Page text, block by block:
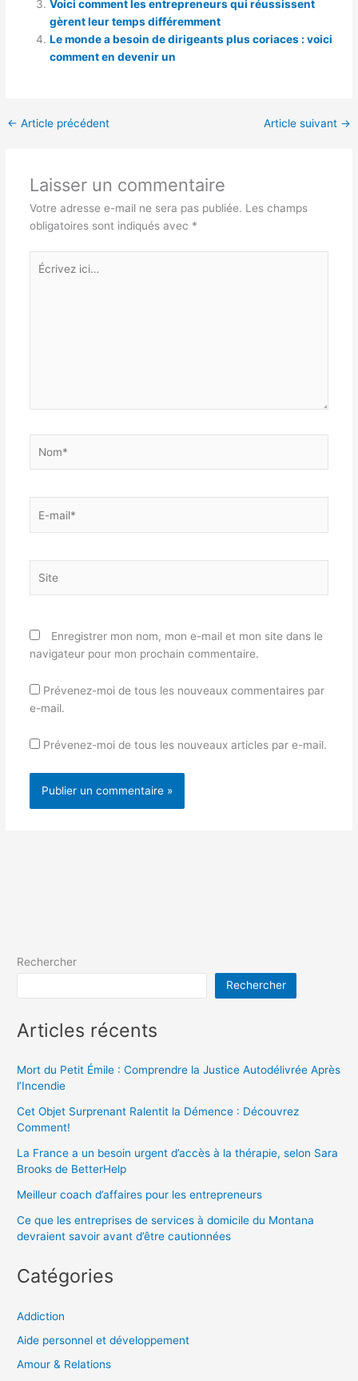
Voici comment les entrepreneurs qui réussissent
gèrent leur temps différemment
Le monde a besoin de dirigeants plus coriaces : voici
comment en devenir un
← Article précédent Article suivant →
Laisser un commentaire
Votre adresse e-mail ne sera pas publiée. Les champs
obligatoires sont indiqués avec *
Écrivez
ici…
mail*
Enregistrer mon nom, mon e-mail et mon site dans le
navigateur pour mon prochain commentaire.
Prévenez-moi de tous les nouveaux commentaires par
e-mail.
Prévenez-moi de tous les nouveaux articles par e-mail.
Rechercher
Rechercher
Articles récents
Mort du Petit Émile : Comprendre la Justice Autodélivrée Après
l’Incendie
Cet Objet Surprenant Ralentit la Démence : Découvrez
Comment!
La France a un besoin urgent d’accès à la thérapie, selon Sara
Brooks de BetterHelp
Meilleur coach d’affaires pour les entrepreneurs
Ce que les entreprises de services à domicile du Montana
devraient savoir avant d’être cautionnées
Catégories
Addiction
Aide personnel et développement
Amour & Relations